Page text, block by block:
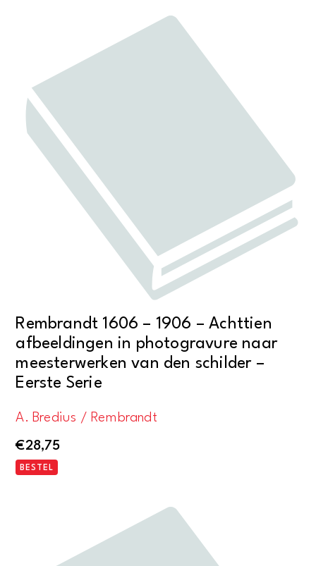
Rembrandt 1606 – 1906 – Achttien
afbeeldingen in photogravure naar
meesterwerken van den schilder –
Eerste Serie
A. Bredius / Rembrandt
€28,75
BESTEL